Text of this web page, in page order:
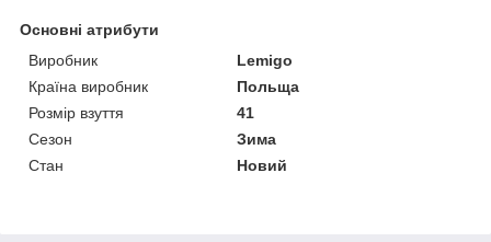
Основні атрибути
Виробник
Lemigo
Країна виробник
Польща
Розмір взуття
41
Сезон
Зима
Стан
Новий